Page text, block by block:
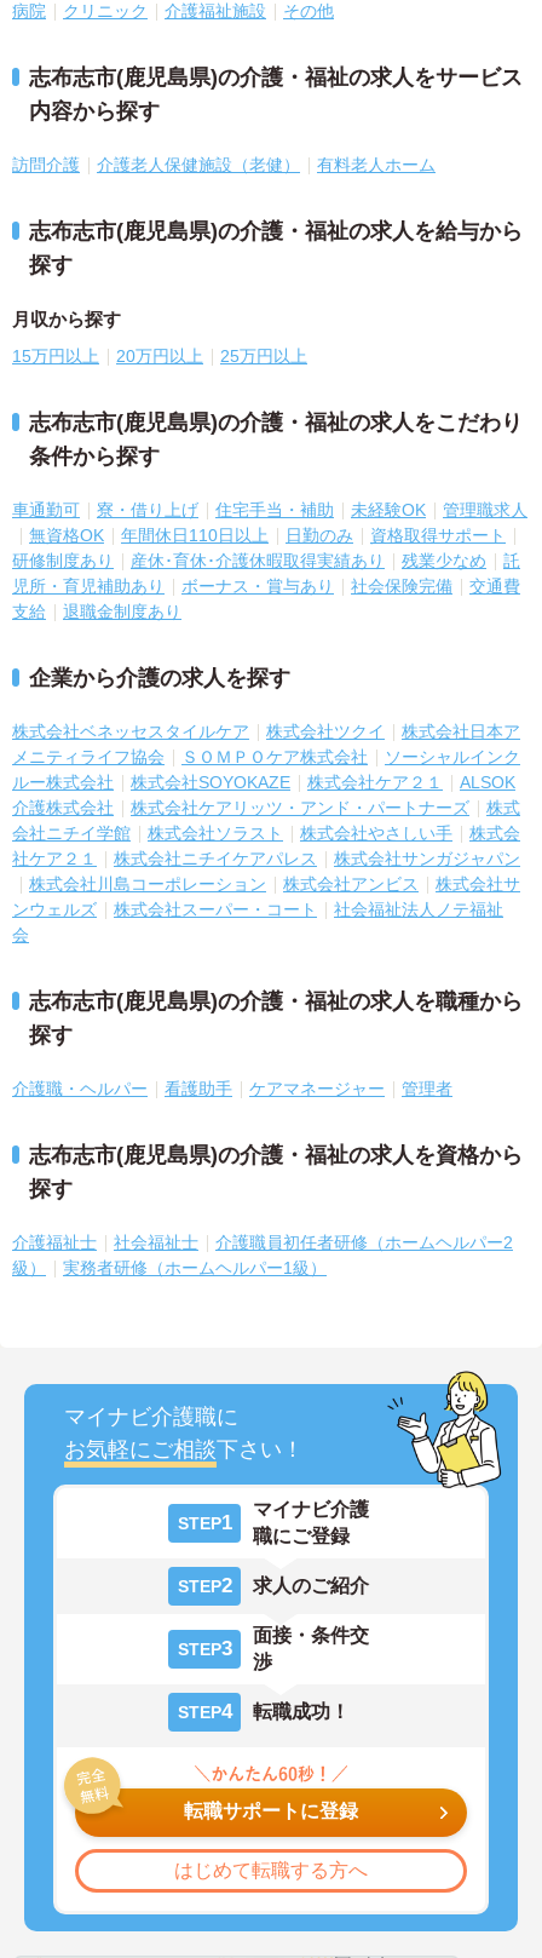
病院 クリニック 介護福祉施設 その他
志布志市(鹿児島県)の介護・福祉の求人をサービス
内容から探す
訪問介護 介護老人保健施設（老健） 有料老人ホーム
志布志市(鹿児島県)の介護・福祉の求人を給与から
探す
月収から探す
15万円以上 20万円以上 25万円以上
志布志市(鹿児島県)の介護・福祉の求人をこだわり
条件から探す
車通勤可 寮・借り上げ 住宅手当・補助 未経験OK
管理職求人
無資格OK
年間休日110日以上 日勤のみ
資格取得サポート
研修制度あり
産休･育休･介護休暇取得実績あり 残業少なめ
託
児所・育児補助あり
ボーナス・賞与あり 社会保険完備
交通費
支給
退職金制度あり
企業から介護の求人を探す
株式会社ベネッセスタイルケア 株式会社ツクイ
株式会社日本ア
メニティライフ協会
ＳＯＭＰＯケア株式会社
ソーシャルインク
ルー株式会社
株式会社SOYOKAZE 株式会社ケア２１
ALSOK
介護株式会社
株式会社ケアリッツ・アンド・パートナーズ
株式
会社ニチイ学館
株式会社ソラスト 株式会社やさしい手
株式会
社ケア２１
株式会社ニチイケアパレス
株式会社サンガジャパン
株式会社川島コーポレーション
株式会社アンビス
株式会社サ
ンウェルズ
株式会社スーパー・コート
社会福祉法人ノテ福祉
会
志布志市(鹿児島県)の介護・福祉の求人を職種から
探す
介護職・ヘルパー 看護助手 ケアマネージャー 管理者
志布志市(鹿児島県)の介護・福祉の求人を資格から
探す
介護福祉士 社会福祉士
介護職員初任者研修（ホームヘルパー2
級）
実務者研修（ホームヘルパー1級）
マイナビ介護職に
お気軽にご相談下さい！
STEP1
マイナビ介護
職にご登録
STEP2 求人のご紹介
STEP3
面接・条件交
渉
STEP4 転職成功！
転職サポートに登録
はじめて転職する方へ